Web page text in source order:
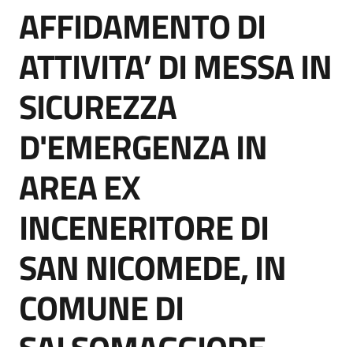
e
strumenti
acquisto
Supporto
Piattaforme
telematiche
English
Salta al contenuto
AFFIDAMENTO DI
ATTIVITA’ DI MESSA IN
SICUREZZA
D'EMERGENZA IN
AREA EX
INCENERITORE DI
SAN NICOMEDE, IN
COMUNE DI